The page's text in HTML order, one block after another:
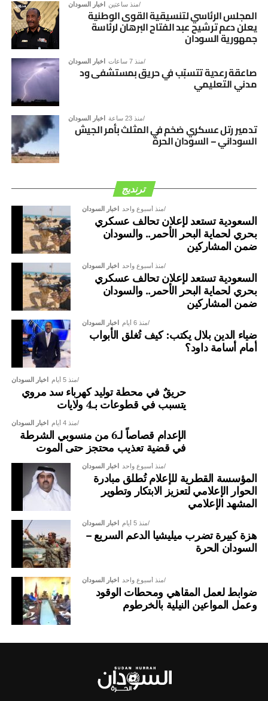
اخبار السودان منذ ساعتين
المجلس الرئاسي لتنسيقية القوى الوطنية
يعلن دعم ترشيح عبد الفتاح البرهان لرئاسة
جمهورية السودان
اخبار السودان منذ 7 ساعات
صاعقة رعدية تتسبّب في حريق بمستشفى ود
مدني التعليمي
اخبار السودان منذ 23 ساعة
تدمير رتل عسكري ضخم في المثلث بأمر الجيش
السوداني – السودان الحرة
ترنديج
اخبار السودان منذ أسبوع واحد
السعودية تستعد لإعلان تحالف عسكري
بحري لحماية البحر الأحمر.. والسودان
ضمن المشاركين
اخبار السودان منذ أسبوع واحد
السعودية تستعد لإعلان تحالف عسكري
بحري لحماية البحر الأحمر.. والسودان
ضمن المشاركين
اخبار السودان منذ 6 أيام
ضياء الدين بلال يكتب: كيف تُغلق الأبواب
أمام أسامة داود؟
اخبار السودان منذ 5 أيام
حريقٌ في محطة توليد كهرباء سد مروي
يتسبب في قطوعات بـ4 ولايات
اخبار السودان منذ 4 أيام
الإعدام قصاصاً لـ6 من منسوبي الشرطة
في قضية تعذيب محتجز حتى الموت
اخبار السودان منذ أسبوع واحد
المؤسسة القطرية للإعلام تُطلق مبادرة
الحوار الإعلامي لتعزيز الابتكار وتطوير
المشهد الإعلامي
اخبار السودان منذ 5 أيام
هزة كبيرة تضرب ميليشيا الدعم السريع –
السودان الحرة
اخبار السودان منذ أسبوع واحد
ضوابط لعمل المقاهي ومحطات الوقود
وعمل المواعين النيلية بالخرطوم